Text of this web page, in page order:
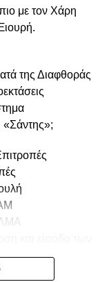
με τον Χάρη
της Διαφθοράς
«Σάντης»;